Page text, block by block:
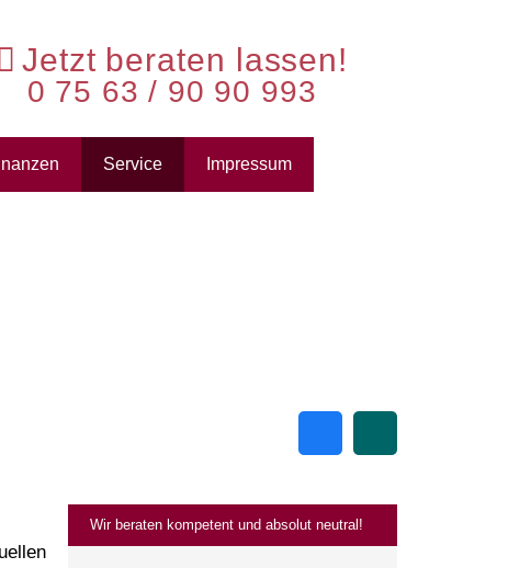
Jetzt beraten lassen!
0 75 63 / 90 90 993
Service Impressum
Wir beraten kompetent und absolut neutral!